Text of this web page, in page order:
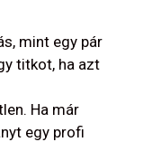
mint egy pár
titkot, ha azt
Ha már
egy profi